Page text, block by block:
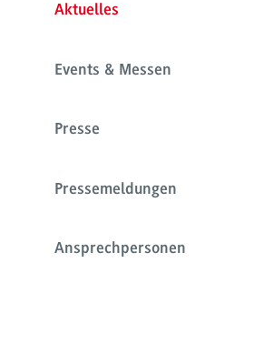
Aktuelles
Events & Messen
Presse
Pressemeldungen
Ansprechpersonen